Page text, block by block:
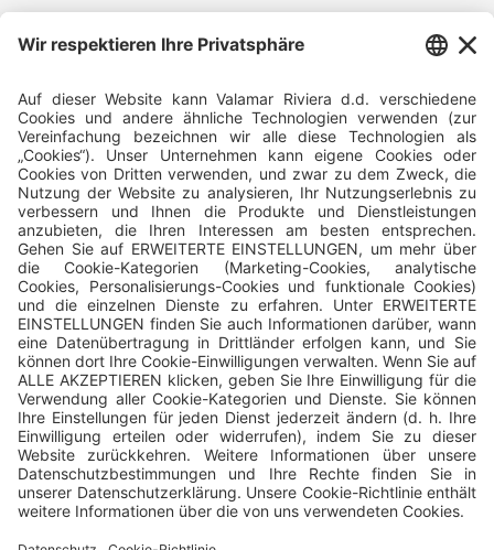
Folgen Sie uns und teilen Sie Ihr Urlaubserlebnis mit uns!